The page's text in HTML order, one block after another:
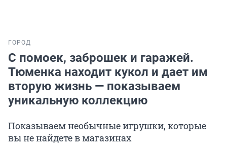
ГОРОД
С помоек, заброшек и гаражей.
Тюменка находит кукол и дает им
вторую жизнь — показываем
уникальную коллекцию
Показываем необычные игрушки, которые
вы не найдете в магазинах